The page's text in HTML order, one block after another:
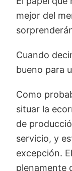
mejor del
Cuando
bueno para
Como
situar la
de
servicio, y
excepción.
plenamente